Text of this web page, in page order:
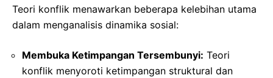
Teori konflik menawarkan beberapa kelebihan utama
dalam menganalisis dinamika sosial:
Membuka Ketimpangan Tersembunyi: Teori
konflik menyoroti ketimpangan struktural dan